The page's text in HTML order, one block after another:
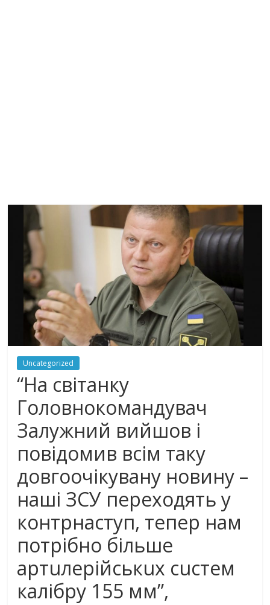
Uncategorized
“На світанку
Головнокомандувач
Залужний вийшов і
повідомив всім таку
довгоочікувану новину –
наші ЗСУ пeрeходять у
контрнaступ, тепер нам
потрібно більшe
aртuлeрійськuх сuстeм
кaлібру 155 мм”,